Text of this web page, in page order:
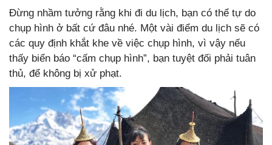
Đừng nhầm tưởng rằng khi đi du lịch, bạn có thể tự do
chụp hình ở bất cứ đâu nhé. Một vài điểm du lịch sẽ có
các quy định khắt khe về việc chụp hình, vì vậy nếu
thấy biển báo “cấm chụp hình”, bạn tuyệt đối phải tuân
thủ, để không bị xử phạt.